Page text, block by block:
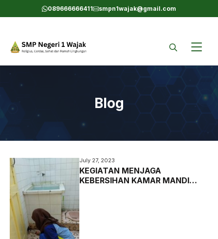
to
089666666411 smpn1wajak@gmail.com
Blog
July 27, 2023
KEGIATAN MENJAGA
KEBERSIHAN KAMAR MANDI
KESEHATAN DAN KENYAMANAN
BERSAMA